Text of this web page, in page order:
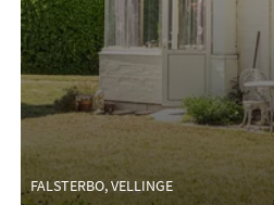
FALSTERBO, VELLINGE